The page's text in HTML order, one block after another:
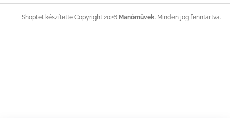
Shoptet készítette Copyright 2026 Manóművek. Minden jog fenntartva.